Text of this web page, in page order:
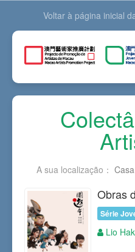
Voltar à página inicial
A sua localização： Casa
Obras
Série
Lio